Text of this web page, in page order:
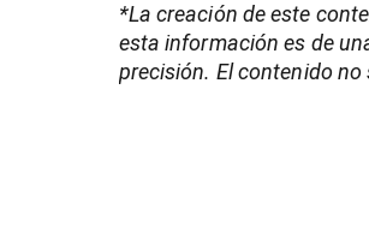
*La creación de este
esta información es de
precisión. El contenido